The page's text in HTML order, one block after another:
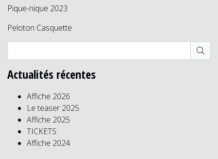
Pique-nique 2023
Peloton Casquette
Actualités récentes
Affiche 2026
Le teaser 2025
Affiche 2025
TICKETS
Affiche 2024